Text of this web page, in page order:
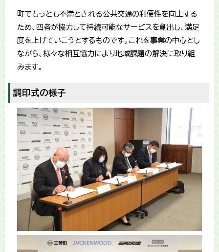
町でもっとも不満とされる公共交通の利便性を向上する
ため、四者が協力して持続可能なサービスを創出し、満足
度を上げていこうとするものです。これを事業の中心とし
ながら、様々な相互協力により地域課題の解決に取り組
みます。
調印式の様子